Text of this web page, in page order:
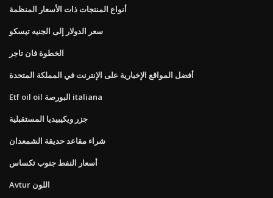
أنواع المنتجات ذات الأسعار المنظمة
سعر الدولار إلى الجنيه تيسكو
الخطوة فان تاجر
أفضل المواقع الإخبارية على الإنترنت في المملكة المتحدة
Etf oil oil البورصة italiana
جزر ويكيبيديا المستقبلية
شراء مقاعد حديقة الشمعدان
أسعار النفط جنوب تكساس
Avtur اللون